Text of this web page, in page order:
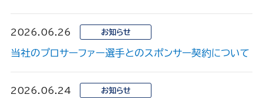
2026.06.26 お知らせ
当社のプロサーファー選手とのスポンサー契約について
2026.06.24 お知らせ